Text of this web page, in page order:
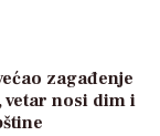
zagađenje
nosi dim i